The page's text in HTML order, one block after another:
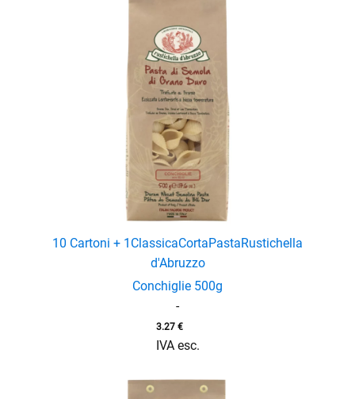
10 Cartoni + 1 ClassicaCortaPastaRustichella
d'Abruzzo
Conchiglie 500g
-
3.27 €
IVA esc.